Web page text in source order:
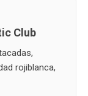
Club
rojiblanca,